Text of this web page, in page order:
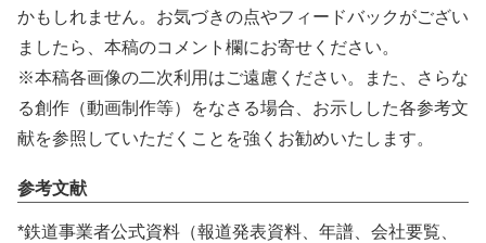
かもしれません。お気づきの点やフィードバックがござい
ましたら、本稿のコメント欄にお寄せください。
※本稿各画像の二次利用はご遠慮ください。また、さらな
る創作（動画制作等）をなさる場合、お示しした各参考文
献を参照していただくことを強くお勧めいたします。
参考文献
*鉄道事業者公式資料（報道発表資料、年譜、会社要覧、